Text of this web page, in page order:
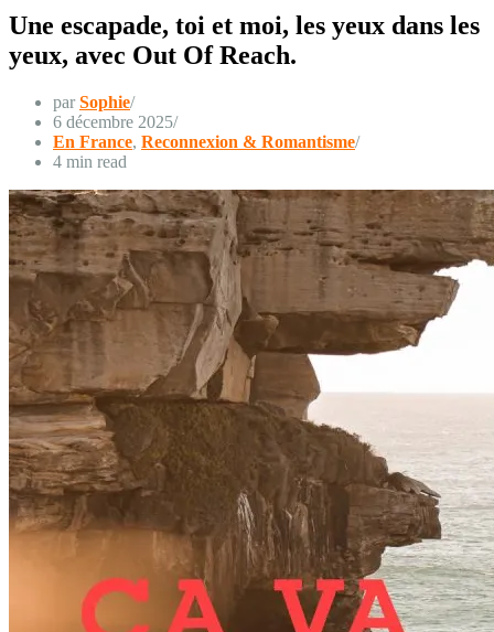
Une escapade, toi et moi, les yeux dans les
yeux, avec Out Of Reach.
parSophie
6 décembre 2025
En France, Reconnexion & Romantisme
4 min read